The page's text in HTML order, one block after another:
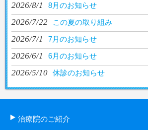
2026/8/1 8月のお知らせ
2026/7/22 この夏の取り組み
2026/7/1 7月のお知らせ
2026/6/1 6月のお知らせ
2026/5/10 休診のお知らせ
治療院のご紹介